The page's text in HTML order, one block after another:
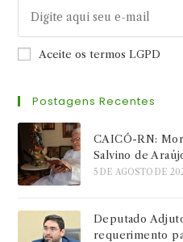
Aceite os termos LGPD
Postagens Recentes
CAICÓ-RN:
Salvino de
5 DE AGOSTO DE
Deputado
requerimento